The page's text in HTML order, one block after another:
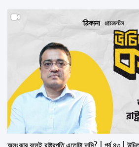
অলংকার বলেই রাষ্ট্রপতি এতোটা দামি? | পর্ব ৪৩ |